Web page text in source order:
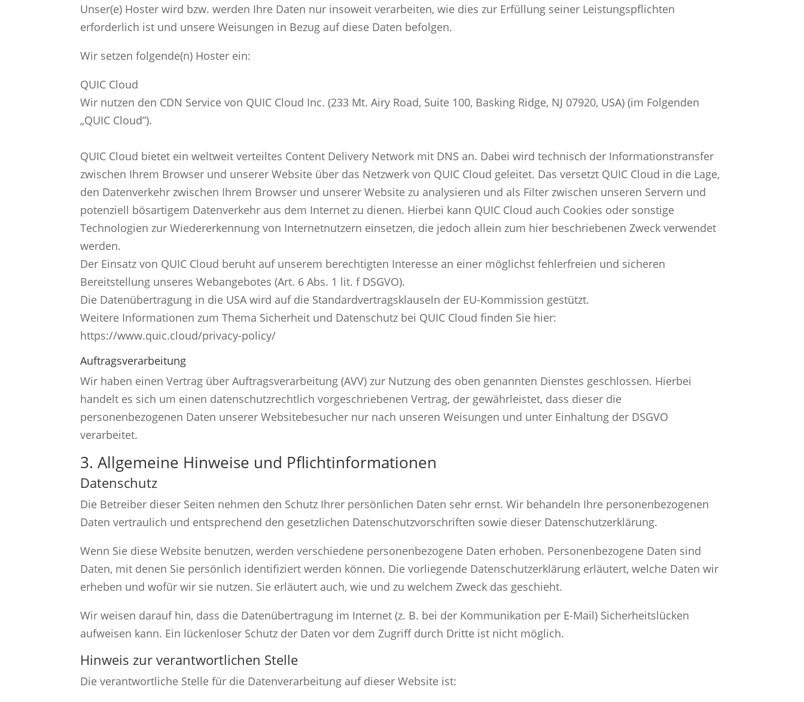
Unser(e) Hoster wird bzw. werden Ihre Daten nur insoweit verarbeiten, wie dies zur Erfüllung seiner Leistungspflichten
erforderlich ist und unsere Weisungen in Bezug auf diese Daten befolgen.
Wir setzen folgende(n) Hoster ein:
QUIC Cloud
Wir nutzen den CDN Service von QUIC Cloud Inc. (233 Mt. Airy Road, Suite 100, Basking Ridge, NJ 07920, USA) (im Folgenden
„QUIC Cloud”).
QUIC Cloud bietet ein weltweit verteiltes Content Delivery Network mit DNS an. Dabei wird technisch der Informationstransfer
zwischen Ihrem Browser und unserer Website über das Netzwerk von QUIC Cloud geleitet. Das versetzt QUIC Cloud in die Lage,
den Datenverkehr zwischen Ihrem Browser und unserer Website zu analysieren und als Filter zwischen unseren Servern und
potenziell bösartigem Datenverkehr aus dem Internet zu dienen. Hierbei kann QUIC Cloud auch Cookies oder sonstige
Technologien zur Wiedererkennung von Internetnutzern einsetzen, die jedoch allein zum hier beschriebenen Zweck verwendet
werden.
Der Einsatz von QUIC Cloud beruht auf unserem berechtigten Interesse an einer möglichst fehlerfreien und sicheren
Bereitstellung unseres Webangebotes (Art. 6 Abs. 1 lit. f DSGVO).
Die Datenübertragung in die USA wird auf die Standardvertragsklauseln der EU-Kommission gestützt.
Weitere Informationen zum Thema Sicherheit und Datenschutz bei QUIC Cloud finden Sie hier:
https://www.quic.cloud/privacy-policy/
Auftragsverarbeitung
Wir haben einen Vertrag über Auftragsverarbeitung (AVV) zur Nutzung des oben genannten Dienstes geschlossen. Hierbei
handelt es sich um einen datenschutzrechtlich vorgeschriebenen Vertrag, der gewährleistet, dass dieser die
personenbezogenen Daten unserer Websitebesucher nur nach unseren Weisungen und unter Einhaltung der DSGVO
verarbeitet.
3. Allgemeine Hinweise und Pflicht­informationen
Datenschutz
Die Betreiber dieser Seiten nehmen den Schutz Ihrer persönlichen Daten sehr ernst. Wir behandeln Ihre personenbezogenen
Daten vertraulich und entsprechend den gesetzlichen Datenschutzvorschriften sowie dieser Datenschutzerklärung.
Wenn Sie diese Website benutzen, werden verschiedene personenbezogene Daten erhoben. Personenbezogene Daten sind
Daten, mit denen Sie persönlich identifiziert werden können. Die vorliegende Datenschutzerklärung erläutert, welche Daten wir
erheben und wofür wir sie nutzen. Sie erläutert auch, wie und zu welchem Zweck das geschieht.
Wir weisen darauf hin, dass die Datenübertragung im Internet (z. B. bei der Kommunikation per E-Mail) Sicherheitslücken
aufweisen kann. Ein lückenloser Schutz der Daten vor dem Zugriff durch Dritte ist nicht möglich.
Hinweis zur verantwortlichen Stelle
Die verantwortliche Stelle für die Datenverarbeitung auf dieser Website ist: